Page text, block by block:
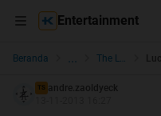
Entertainment
Beranda ... The Lounge
TS andre.zaoldyeck